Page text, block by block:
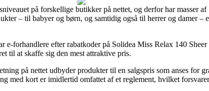
på forskellige butikker på nettet, og derfor har masser
– til babyer og børn, og samtidig også til herrer og damer –
e-forhandlere efter rabatkoder på Solidea Miss Relax 140
til at skaffe sig den mest attraktive pris.
på nettet udbyder produkter til en salgspris som anses for
med kort er imidlertid omfattet af et reglement, hvilket